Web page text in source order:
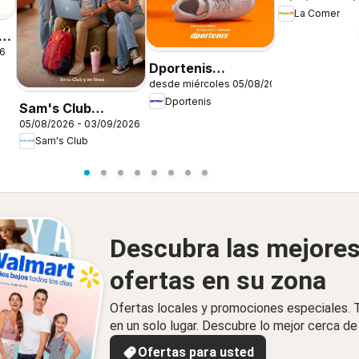
Sam's Club
catálogo
05/08/2026 - 03/09/2026
Sam's Club
Dportenis
catálogo
desde miércoles 05/08/2026
Dportenis
La Comer
Descubra las mejores
ofertas en su zona
Ofertas locales y promociones especiales.
en un solo lugar. Descubre lo mejor cerca
Ofertas para usted